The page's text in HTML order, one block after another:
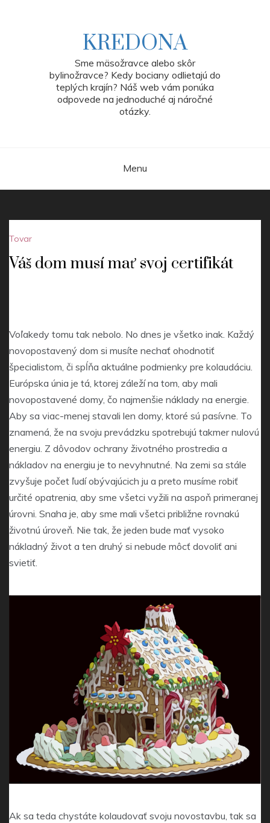
KREDONA
Sme mäsožravce alebo skôr
bylinožravce? Kedy bociany odlietajú do
teplých krajín? Náš web vám ponúka
odpovede na jednoduché aj náročné
otázky.
Menu
Tovar
Váš dom musí mať svoj certifikát
Voľakedy tomu tak nebolo. No dnes je všetko inak. Každý
novopostavený dom si musíte nechať ohodnotiť
špecialistom, či spĺňa aktuálne podmienky pre kolaudáciu.
Európska únia je tá, ktorej záleží na tom, aby mali
novopostavené domy, čo najmenšie náklady na energie.
Aby sa viac-menej stavali len domy, ktoré sú pasívne. To
znamená, že na svoju prevádzku spotrebujú takmer nulovú
energiu. Z dôvodov ochrany životného prostredia a
nákladov na energiu je to nevyhnutné. Na zemi sa stále
zvyšuje počet ľudí obývajúcich ju a preto musíme robiť
určité opatrenia, aby sme všetci vyžili na aspoň primeranej
úrovni. Snaha je, aby sme mali všetci približne rovnakú
životnú úroveň. Nie tak, že jeden bude mať vysoko
nákladný život a ten druhý si nebude môcť dovoliť ani
svietiť.
Ak sa teda chystáte kolaudovať svoju novostavbu, tak sa